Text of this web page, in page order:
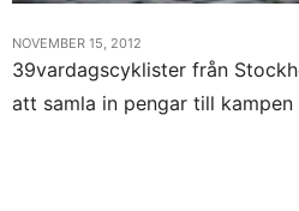
NOVEMBER 15, 2012
39vardagscyklister från
att samla in pengar till kampen